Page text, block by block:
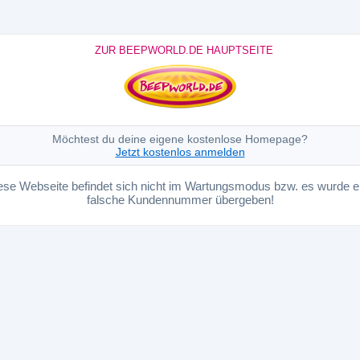
ZUR BEEPWORLD.DE HAUPTSEITE
Möchtest du deine eigene kostenlose Homepage?
Jetzt kostenlos anmelden
Webseite befindet sich nicht im Wartungsmodus bzw. es wurde
falsche Kundennummer übergeben!